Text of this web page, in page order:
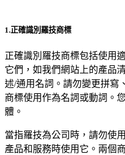
1.正確識別羅技商標
正確識別羅技商標包括使用
它們，如我們網站上的產品
述/通用名詞。請勿變更拼寫
商標使用作為名詞或動詞。
體。
當指羅技為公司時，請勿使
產品和服務時使用它。兩個